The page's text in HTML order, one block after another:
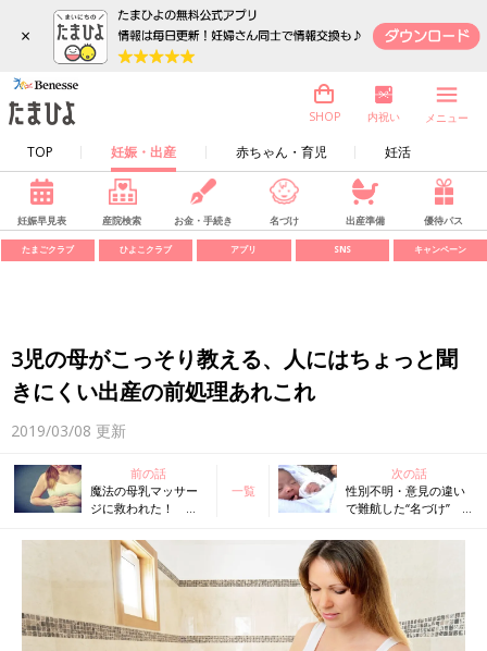
×
TOP 妊娠・出産 赤ちゃん・育児 妊活
SHOP 内祝い メニュー
妊娠早見表 産院検索 お金・手続き 名づけ 出産準備 優待パス
たまごクラブ ひよこクラブ アプリ SNS キャンペーン
3児の母がこっそり教える、人にはちょっと聞
きにくい出産の前処理あれこれ
2019/03/08 更新
前の話
魔法の母乳マッサー
ジに救われた！ 慣
い！？私の乳腺炎の
一覧
次の話
性別不明・意見の違い
で難航した“名づけ”
っかけに！